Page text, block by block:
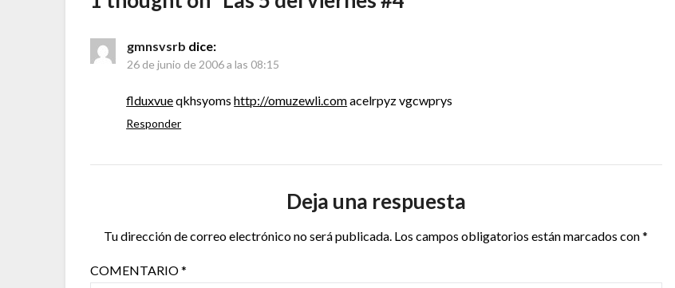
gmnsvsrb dice:
26 de junio de 2006 a las 08:15
flduxvueqkhsyomshttp://omuzewli.comacelrpyz vgcwprys
Responder
Deja una respuesta
Tu dirección de correo electrónico no será publicada. Los campos obligatorios están marcados con*
COMENTARIO*